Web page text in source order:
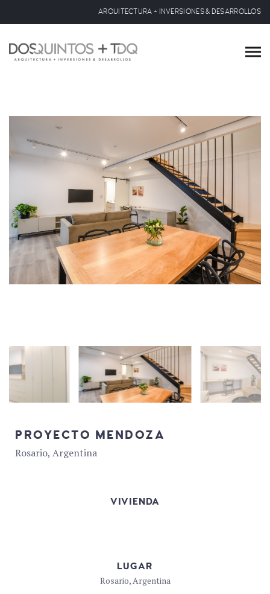
ARQUITECTURA + INVERSIONES & DESARROLLOS
PROYECTO MENDOZA
Rosario, Argentina
VIVIENDA
LUGAR
Rosario, Argentina